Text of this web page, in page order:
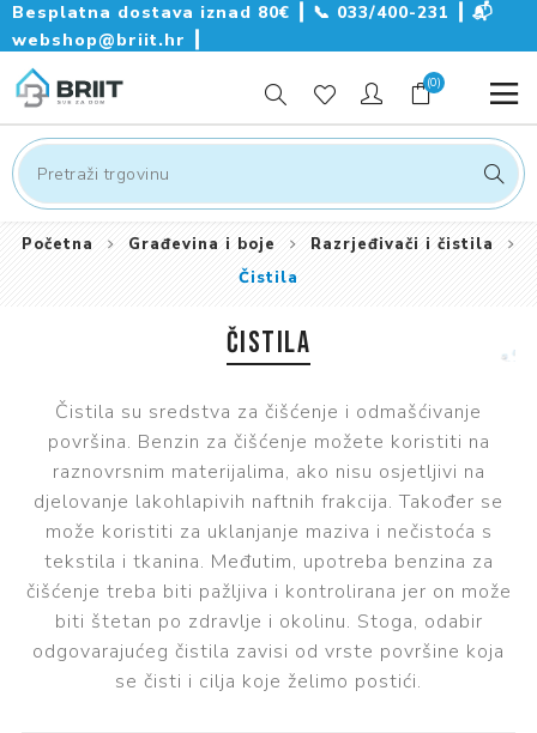
Besplatna dostava iznad 80€ ┃ 📞 033/400-231
📬
webshop@briit.hr
(0)
Početna Građevina i boje
Razrjeđivači i čistila
Čistila
ČISTILA
Čistila su sredstva za čišćenje i odmašćivanje
površina. Benzin za čišćenje možete koristiti na
raznovrsnim materijalima, ako nisu osjetljivi na
djelovanje lakohlapivih naftnih frakcija. Također se
može koristiti za uklanjanje maziva i nečistoća s
tekstila i tkanina. Međutim, upotreba benzina za
čišćenje treba biti pažljiva i kontrolirana jer on može
biti štetan po zdravlje i okolinu. Stoga, odabir
odgovarajućeg čistila zavisi od vrste površine koja
se čisti i cilja koje želimo postići.